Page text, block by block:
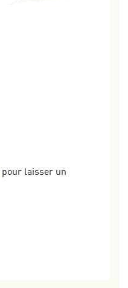
pour laisser un